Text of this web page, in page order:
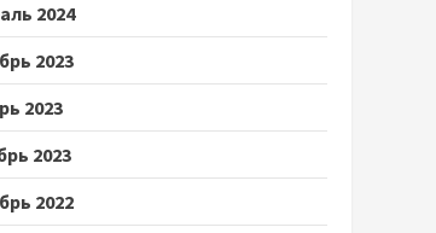
2024
2023
2023
2023
2022